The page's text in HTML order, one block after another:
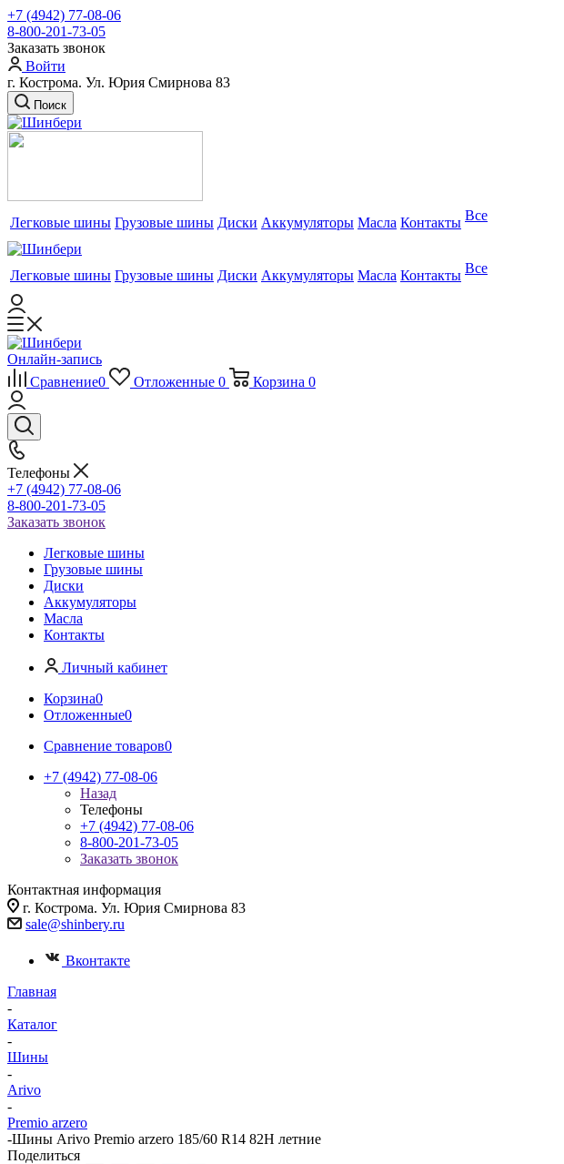
+7 (4942) 77-08-06
8-800-201-73-05
Заказать звонок
Войти
г. Кострома. Ул. Юрия Смирнова 83
Поиск
Легковые шины Грузовые шины Диски Аккумуляторы Масла Контакты Все
Легковые шины Грузовые шины Диски Аккумуляторы Масла Контакты Все
Онлайн-запись
Сравнение0 Отложенные 0 Корзина 0
Телефоны
+7 (4942) 77-08-06
8-800-201-73-05
Заказать звонок
Легковые шины
Грузовые шины
Диски
Аккумуляторы
Масла
Контакты
Личный кабинет
Корзина0
Отложенные0
Сравнение товаров0
+7 (4942) 77-08-06
Назад
Телефоны
+7 (4942) 77-08-06
8-800-201-73-05
Заказать звонок
Контактная информация
г. Кострома. Ул. Юрия Смирнова 83
sale@shinbery.ru
Вконтакте
Главная
-
Каталог
-
Шины
-
Arivo
-
Premio arzero
-Шины Arivo Premio arzero 185/60 R14 82H летние
Поделиться